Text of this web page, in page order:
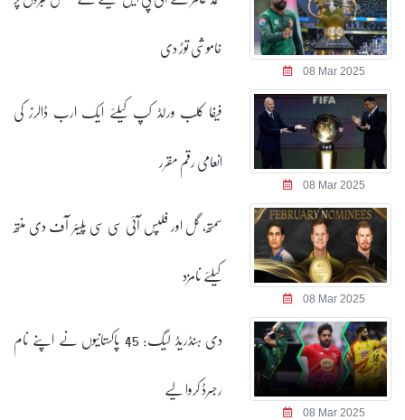
08 Mar 2025
خاموشی توڑ دی
08 Mar 2025
فیفا کلب ورلڈ کپ کیلئے ایک ارب ڈالرز کی
انعامی رقم مقرر
08 Mar 2025
سمتھ، گل اور فلپس آئی سی سی پلیئر آف دی منتھ
کیلئے نامزد
08 Mar 2025
دی ہنڈریڈ لیگ: 45 پاکستانیوں نے اپنے نام
رجسرڈ کروا لیے